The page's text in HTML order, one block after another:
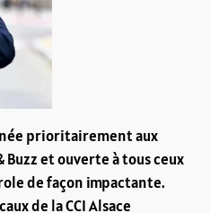
prioritairement aux
Buzz et ouverte à tous ceux
de façon impactante.
de la CCI Alsace